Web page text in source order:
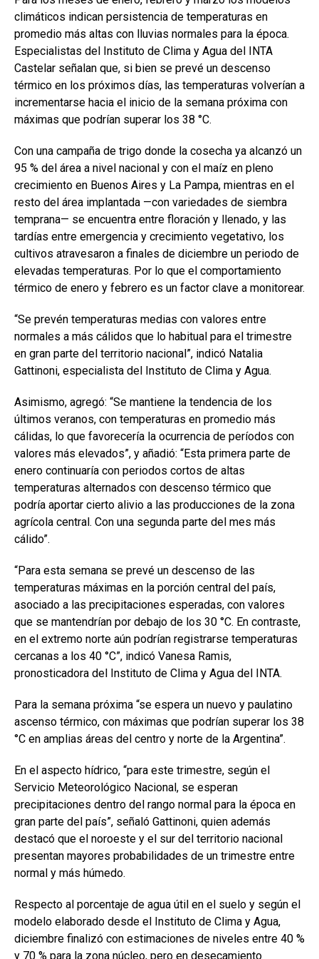
o
o
k
A
p
p
n
ar
tir
climáticos indican persistencia de temperaturas en
promedio más altas con lluvias normales para la época.
Especialistas del Instituto de Clima y Agua del INTA
Castelar señalan que, si bien se prevé un descenso
térmico en los próximos días, las temperaturas volverían a
incrementarse hacia el inicio de la semana próxima con
máximas que podrían superar los 38 °C.
Con una campaña de trigo donde la cosecha ya alcanzó un
95 % del área a nivel nacional y con el maíz en pleno
crecimiento en Buenos Aires y La Pampa, mientras en el
resto del área implantada —con variedades de siembra
temprana— se encuentra entre floración y llenado, y las
tardías entre emergencia y crecimiento vegetativo, los
cultivos atravesaron a finales de diciembre un periodo de
elevadas temperaturas. Por lo que el comportamiento
térmico de enero y febrero es un factor clave a monitorear.
“Se prevén temperaturas medias con valores entre
normales a más cálidos que lo habitual para el trimestre
en gran parte del territorio nacional”, indicó Natalia
Gattinoni, especialista del Instituto de Clima y Agua.
Asimismo, agregó: “Se mantiene la tendencia de los
últimos veranos, con temperaturas en promedio más
cálidas, lo que favorecería la ocurrencia de períodos con
valores más elevados”, y añadió: “Esta primera parte de
enero continuaría con periodos cortos de altas
temperaturas alternados con descenso térmico que
podría aportar cierto alivio a las producciones de la zona
agrícola central. Con una segunda parte del mes más
cálido”.
“Para esta semana se prevé un descenso de las
temperaturas máximas en la porción central del país,
asociado a las precipitaciones esperadas, con valores
que se mantendrían por debajo de los 30 °C. En contraste,
en el extremo norte aún podrían registrarse temperaturas
cercanas a los 40 °C”, indicó Vanesa Ramis,
pronosticadora del Instituto de Clima y Agua del INTA.
Para la semana próxima “se espera un nuevo y paulatino
ascenso térmico, con máximas que podrían superar los 38
°C en amplias áreas del centro y norte de la Argentina”.
En el aspecto hídrico, “para este trimestre, según el
Servicio Meteorológico Nacional, se esperan
precipitaciones dentro del rango normal para la época en
gran parte del país”, señaló Gattinoni, quien además
destacó que el noroeste y el sur del territorio nacional
presentan mayores probabilidades de un trimestre entre
normal y más húmedo.
Respecto al porcentaje de agua útil en el suelo y según el
modelo elaborado desde el Instituto de Clima y Agua,
diciembre finalizó con estimaciones de niveles entre 40 %
y 70 % para la zona núcleo, pero en desecamiento